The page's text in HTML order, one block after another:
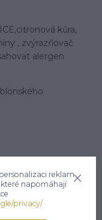
kůra,
, zvýrazňovač
alergen
reklam
které napomáhají
privacy/